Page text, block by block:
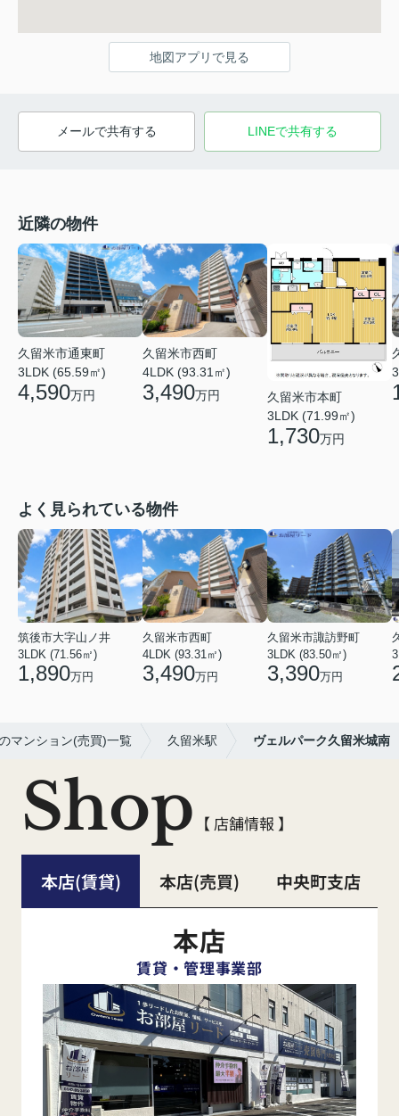
地図アプリで見る
メールで共有する LINEで共有する
近隣の物件
久留米市通東町
3LDK (65.59㎡)
4,590万円
久留米市西町
4LDK (93.31㎡)
3,490万円
久留米市本町
3LDK (71.99㎡)
1,730万円
よく見られている物件
筑後市大字山ノ井
3LDK (71.56㎡)
1,890万円
久留米市西町
4LDK (93.31㎡)
3,490万円
久留米市諏訪野町
3LDK (83.50㎡)
3,390万円
マンション(売買)一覧 久留米駅 ヴェルパーク久留米城南
Shop 【 店舗情報 】
本店(賃貸) 本店(売買) 中央町支店
本店
賃貸・管理事業部